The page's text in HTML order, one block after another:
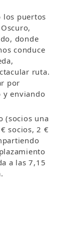
los puertos
donde
conduce
ruta.
por
y enviando
(socios una
socios, 2 €
a las 7,15